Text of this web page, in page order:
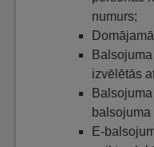
numurs;
izvēlētās
balsojuma
E-